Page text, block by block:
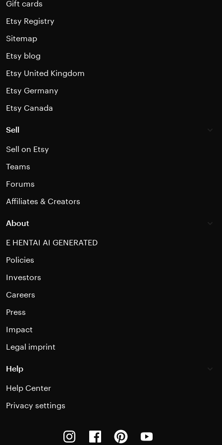
Gift cards
Etsy Registry
Sitemap
Etsy blog
Etsy United Kingdom
Etsy Germany
Etsy Canada
Sell
Sell on Etsy
Teams
Forums
Affiliates & Creators
About
E HENTAI AI GENERATED
Policies
Investors
Careers
Press
Impact
Legal imprint
Help
Help Center
Privacy settings
InstagramFacebookPinterest